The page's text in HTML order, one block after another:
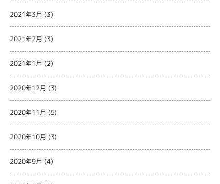
2021年3月 (3)
2021年2月 (3)
2021年1月 (2)
2020年12月 (3)
2020年11月 (5)
2020年10月 (3)
2020年9月 (4)